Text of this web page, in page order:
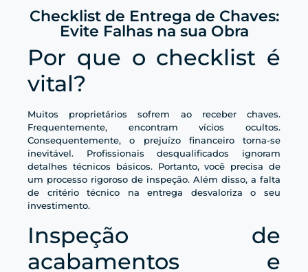
Checklist de Entrega de Chaves:
Evite Falhas na sua Obra
Por que o checklist é
vital?
Muitos proprietários sofrem ao receber chaves.
Frequentemente, encontram vícios ocultos.
Consequentemente, o prejuízo financeiro torna-se
inevitável. Profissionais desqualificados ignoram
detalhes técnicos básicos. Portanto, você precisa de
um processo rigoroso de inspeção. Além disso, a falta
de critério técnico na entrega desvaloriza o seu
investimento.
Inspeção de
acabamentos e